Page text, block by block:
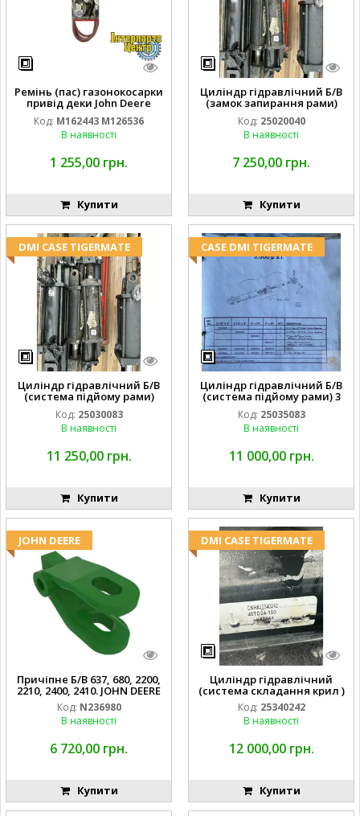
Ремінь (пас) газонокосарки
привід деки John Deere
M162443 M126536
Код: M162443 M126536
В наявності
1 255,00 грн.
Купити
Циліндр гідравлічний Б/В
(замок запирання рами)
2''X4'' 25320040
Код: 25020040
В наявності
7 250,00 грн.
Купити
DMI CASE TIGERMATE
Циліндр гідравлічний Б/В
(система підйому рами)
3X8 87423768
Код: 25030083
В наявності
11 250,00 грн.
Купити
CASE DMI TIGERMATE
Циліндр гідравлічний Б/В
(система підйому рами) 3
1/2 84255910
Код: 25035083
В наявності
11 000,00 грн.
Купити
JOHN DEERE
Причіпне Б/В 637, 680, 2200,
2210, 2400, 2410. JOHN DEERE
Код: N236980
В наявності
6 720,00 грн.
Купити
DMI CASE TIGERMATE
Циліндр гідравлічний
(система складання крил )
Код: 25340242
В наявності
12 000,00 грн.
Купити